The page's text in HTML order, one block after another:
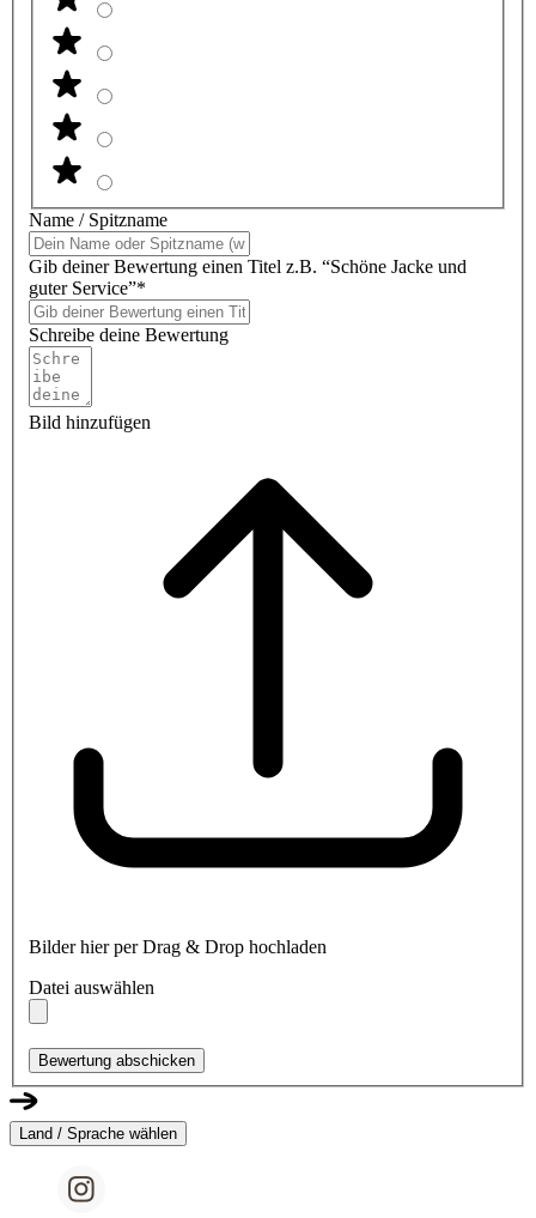
Name / Spitzname
Gib deiner Bewertung einen Titel z.B. “Schöne Jacke und
guter Service”*
Schreibe deine Bewertung
Bild hinzufügen
Bilder hier per Drag & Drop hochladen
Datei auswählen
Bewertung abschicken
Land / Sprache wählen